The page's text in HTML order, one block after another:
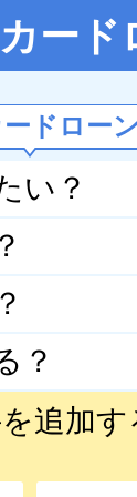
ード
ドロー
い？
？
追加す